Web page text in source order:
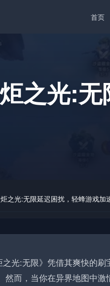
首页
之光:
之光:无限延迟困扰，轻蜂游戏加
光:无限》凭借其爽快的
然而，当你在异界地图中